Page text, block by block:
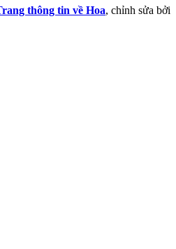
thông tin về Hoa, chỉnh sửa bởi